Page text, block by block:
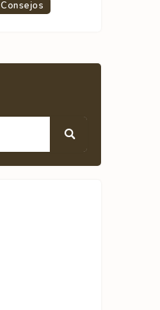
Consejos